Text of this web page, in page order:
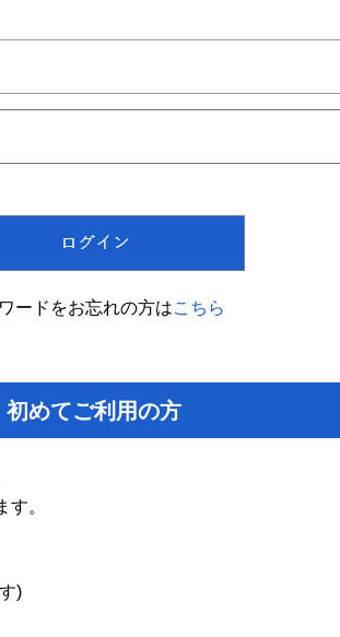
ードをお忘れの方はこちら
初めてご利用の方
。
)